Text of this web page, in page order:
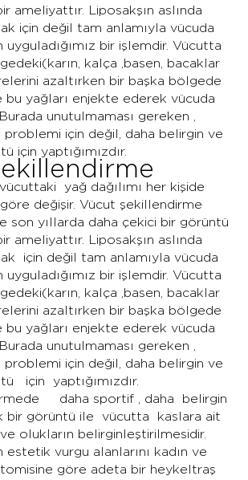
ameliyattır. Liposakşın aslında
için değil tam anlamıyla vücuda
bir işlemdir. Vücutta
kalça ,basen, bacaklar
azaltırken bir başka bölgede
yağları enjekte ederek vücuda
unutulmaması gereken ,
için değil, daha belirgin ve
için yaptığımızdır.
yağ dağılımı her kişide
değişir. Vücut şekillendirme
son yıllarda daha çekici bir görüntü
ameliyattır. Liposakşın aslında
için değil tam anlamıyla vücuda
bir işlemdir. Vücutta
kalça ,basen, bacaklar
azaltırken bir başka bölgede
yağları enjekte ederek vücuda
unutulmaması gereken ,
için değil, daha belirgin ve
için yaptığımızdır.
daha sportif , daha belirgin
bir görüntü ile vücutta kaslara ait
olukların belirginleştirilmesidir.
estetik vurgu alanlarını kadın ve
göre adeta bir heykeltraş